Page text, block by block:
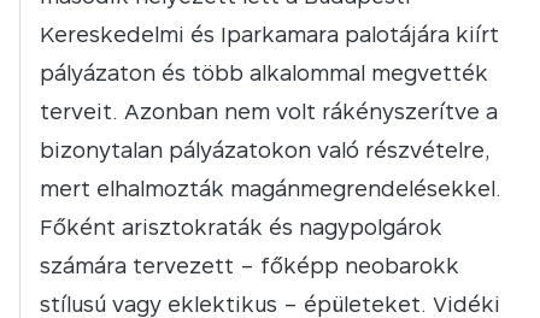
Kereskedelmi és Iparkamara palotájára kiírt
pályázaton és több alkalommal megvették
terveit. Azonban nem volt rákényszerítve a
bizonytalan pályázatokon való részvételre,
mert elhalmozták magánmegrendelésekkel.
Főként arisztokraták és nagypolgárok
számára tervezett – főképp neobarokk
stílusú vagy eklektikus – épületeket. Vidéki